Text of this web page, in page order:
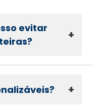
evitar
+
+